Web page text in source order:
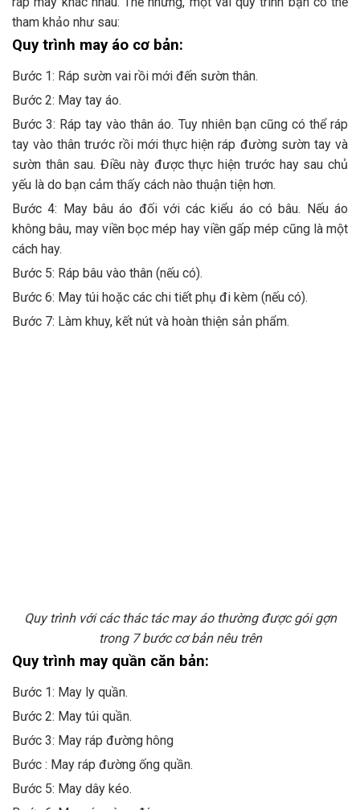
tham khảo như sau:
Quy trình may áo cơ bản:
Bước 1: Ráp sườn vai rồi mới đến sườn thân.
Bước 2: May tay áo.
Bước 3: Ráp tay vào thân áo. Tuy nhiên bạn cũng có thể ráp
tay vào thân trước rồi mới thực hiện ráp đường sườn tay và
sườn thân sau. Điều này được thực hiện trước hay sau chủ
yếu là do bạn cảm thấy cách nào thuận tiện hơn.
Bước 4: May bâu áo đối với các kiểu áo có bâu. Nếu áo
không bâu, may viền bọc mép hay viền gấp mép cũng là một
cách hay.
Bước 5: Ráp bâu vào thân (nếu có).
Bước 6: May túi hoặc các chi tiết phụ đi kèm (nếu có).
Bước 7: Làm khuy, kết nút và hoàn thiện sản phẩm.
Quy trình với các thác tác may áo thường được gói gợn
trong 7 bước cơ bản nêu trên
Quy trình may quần căn bản:
Bước 1: May ly quần.
Bước 2: May túi quần.
Bước 3: May ráp đường hông
Bước : May ráp đường ống quần.
Bước 5: May dây kéo.